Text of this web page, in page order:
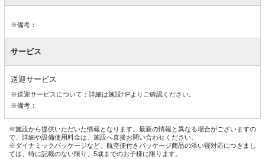
※備考：
サービス
送迎サービス
※送迎サービスについて：詳細は施設HPよりご確認ください。
※備考：
※施設から提供いただいた情報となります。最新の情報と異なる場合がございますの
で、詳細や設備使用料金は、施設へ直接お問い合わせください。
※ダイナミックパッケージなど、航空便付きパッケージ商品の添い寝対応につきまし
ては、特に記載のない限り、5歳までのお子様に限ります。